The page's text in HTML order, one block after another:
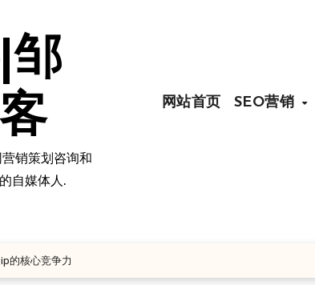
邹
销策划咨询和
自媒体人.
网站首页 SEO营销
的核心竞争力